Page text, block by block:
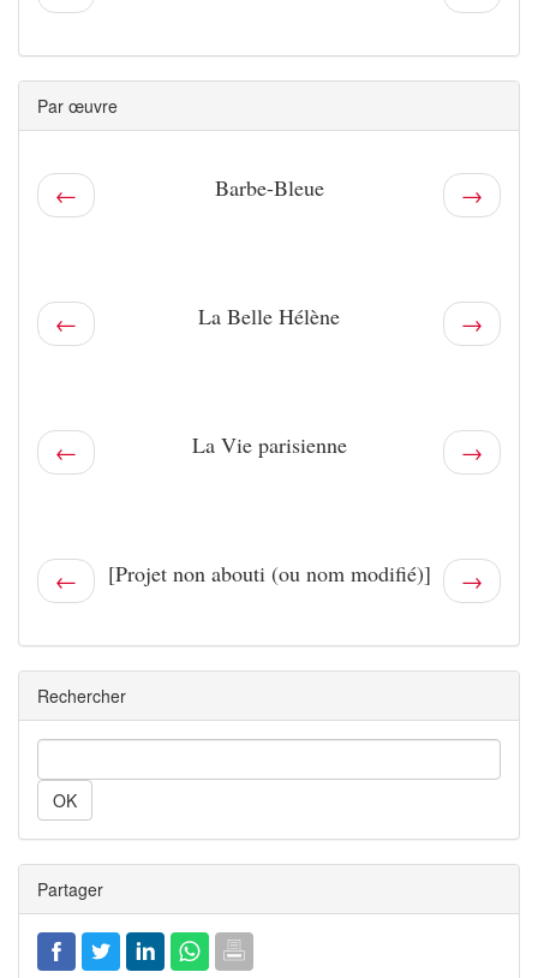
Par œuvre
← Barbe-Bleue →
← La Belle Hélène →
← La Vie parisienne →
← [Projet non abouti (ou nom modifié)] →
Rechercher
Partager